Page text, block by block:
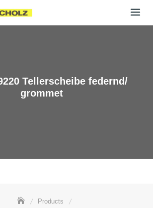
Tellerscheibe federnd/
grommet
Products